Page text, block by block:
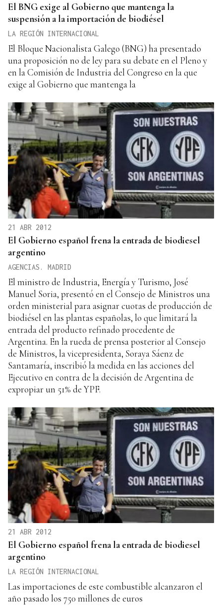
El BNG exige al Gobierno que mantenga la
suspensión a la importación de biodiésel
LA REGIÓN INTERNACIONAL
El Bloque Nacionalista Galego (BNG) ha presentado
una proposición no de ley para su debate en el Pleno y
en la Comisión de Industria del Congreso en la que
exige al Gobierno que mantenga la
21 ABR 2012
El Gobierno español frena la entrada de biodiesel
argentino
AGENCIAS. MADRID
El ministro de Industria, Energía y Turismo, José
Manuel Soria, presentó en el Consejo de Ministros una
orden ministerial para asignar cuotas de producción de
biodiésel en las plantas españolas, lo que limitará la
entrada del producto refinado procedente de
Argentina. En la rueda de prensa posterior al Consejo
de Ministros, la vicepresidenta, Soraya Sáenz de
Santamaría, inscribió la medida en las acciones del
Ejecutivo en contra de la decisión de Argentina de
expropiar un 51% de YPF.
21 ABR 2012
El Gobierno español frena la entrada de biodiesel
argentino
LA REGIÓN INTERNACIONAL
Las importaciones de este combustible alcanzaron el
año pasado los 750 millones de euros